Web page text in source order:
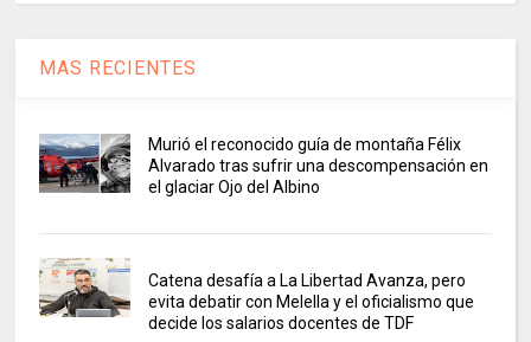
MAS RECIENTES
Murió el reconocido guía de montaña Félix
Alvarado tras sufrir una descompensación en
el glaciar Ojo del Albino
Catena desafía a La Libertad Avanza, pero
evita debatir con Melella y el oficialismo que
decide los salarios docentes de TDF